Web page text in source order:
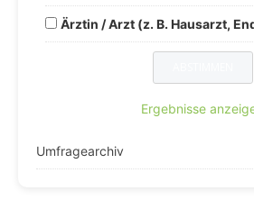
Ärztin / Arzt (z. B. Hausarzt,
Ergebnisse
Umfragearchiv